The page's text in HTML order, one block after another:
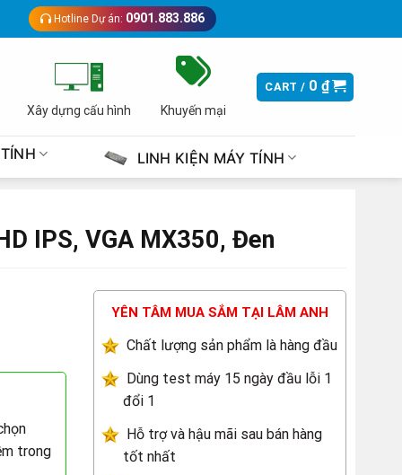
Hotline Dự án: 0901.883.886
Xây dựng cấu hình Khuyến mại
CART / 0 ₫
LINH KIỆN MÁY TÍNH
IPS, VGA MX350, Đen
trong
YÊN TÂM MUA SẮM TẠI LÂM ANH
Chất lượng sản phẩm là hàng đầu
Dùng test máy 15 ngày đầu lỗi 1
đổi 1
Hỗ trợ và hậu mãi sau bán hàng
tốt nhất